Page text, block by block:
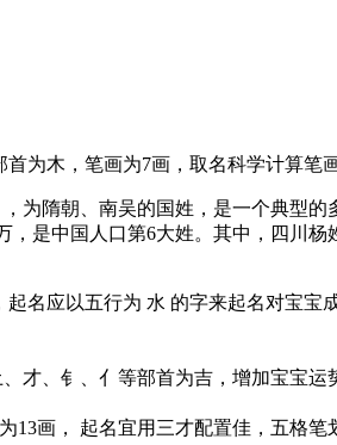
首为木，笔画为7画，取名科学计算笔
为隋朝、南吴的国姓，是一个典型
是中国人口第6大姓。其中，四川杨
起名应以五行为 水 的字来起名对宝宝
才、钅、亻等部首为吉，增加宝宝运
13画， 起名宜用三才配置佳，五格笔